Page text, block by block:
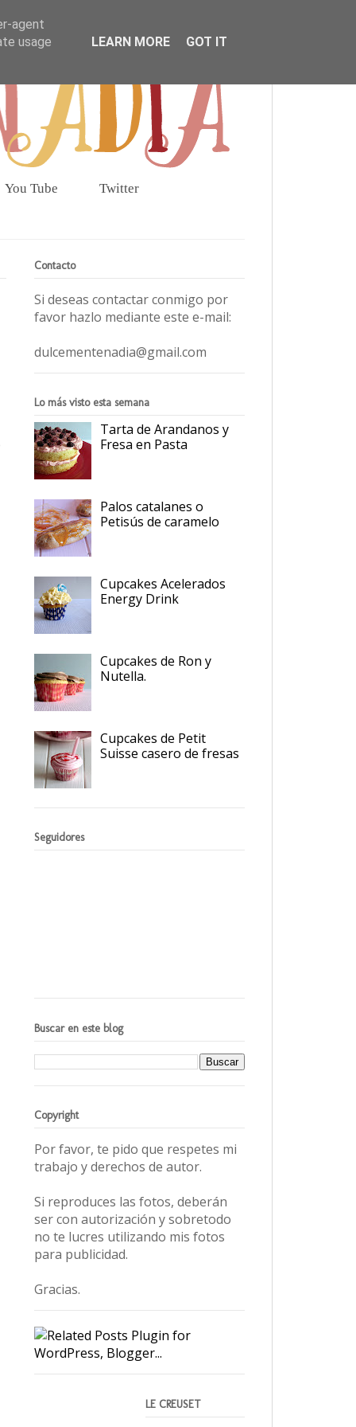
You Tube Twitter
Contacto
Si deseas contactar conmigo por
favor hazlo mediante este e-mail:
dulcementenadia@gmail.com
Lo más visto esta semana
Tarta de Arandanos y
Fresa en Pasta
Palos catalanes o
Petisús de caramelo
Cupcakes Acelerados
Energy Drink
Cupcakes de Ron y
Nutella.
Cupcakes de Petit
Suisse casero de fresas
Seguidores
Buscar en este blog
Copyright
Por favor, te pido que respetes mi
trabajo y derechos de autor.
Si reproduces las fotos, deberán
ser con autorización y sobretodo
no te lucres utilizando mis fotos
para publicidad.
Gracias.
LE CREUSET
agent
usage
LEARN MORE GOT IT